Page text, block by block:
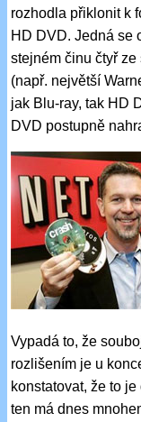
rozhodla přiklonit k
HD DVD. Jedná se
stejném činu čtyř
(např. největší
jak Blu-ray, tak HD
DVD postupně
Vypadá to, že
rozlišením je u
konstatovat, že to
ten má dnes